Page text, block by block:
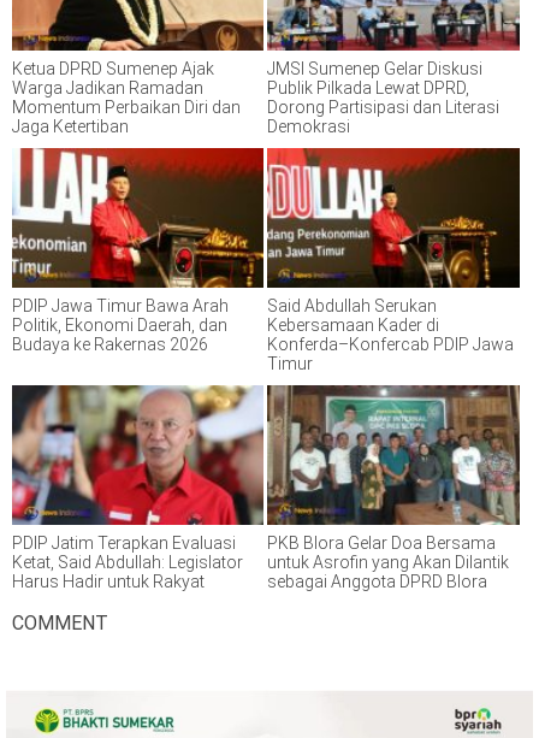
Ketua DPRD Sumenep Ajak
Warga Jadikan Ramadan
Momentum Perbaikan Diri dan
Jaga Ketertiban
JMSI Sumenep Gelar Diskusi
Publik Pilkada Lewat DPRD,
Dorong Partisipasi dan Literasi
Demokrasi
PDIP Jawa Timur Bawa Arah
Politik, Ekonomi Daerah, dan
Budaya ke Rakernas 2026
Said Abdullah Serukan
Kebersamaan Kader di
Konferda–Konfercab PDIP Jawa
Timur
PDIP Jatim Terapkan Evaluasi
Ketat, Said Abdullah: Legislator
Harus Hadir untuk Rakyat
PKB Blora Gelar Doa Bersama
untuk Asrofin yang Akan Dilantik
sebagai Anggota DPRD Blora
COMMENT